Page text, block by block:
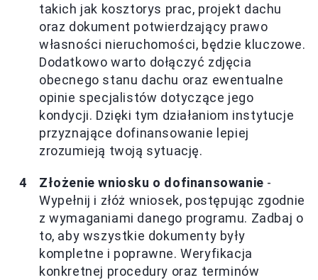
takich jak kosztorys prac, projekt dachu
oraz dokument potwierdzający prawo
własności nieruchomości, będzie kluczowe.
Dodatkowo warto dołączyć zdjęcia
obecnego stanu dachu oraz ewentualne
opinie specjalistów dotyczące jego
kondycji. Dzięki tym działaniom instytucje
przyznające dofinansowanie lepiej
zrozumieją twoją sytuację.
Złożenie wniosku o dofinansowanie -
Wypełnij i złóż wniosek, postępując zgodnie
z wymaganiami danego programu. Zadbaj o
to, aby wszystkie dokumenty były
kompletne i poprawne. Weryfikacja
konkretnej procedury oraz terminów